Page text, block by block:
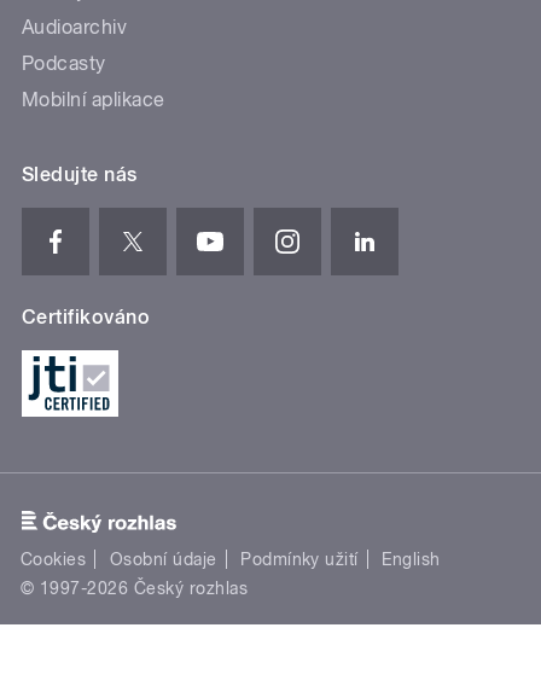
Audioarchiv
Podcasty
Mobilní aplikace
Sledujte nás
Certifikováno
Cookies Osobní údaje Podmínky užití
English
© 1997-2026 Český rozhlas